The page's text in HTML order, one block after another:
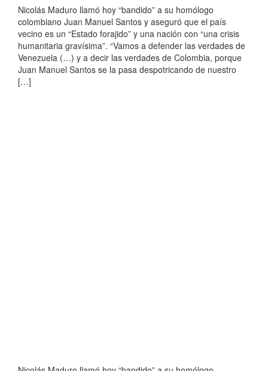
Nicolás Maduro llamó hoy “bandido” a su homólogo
colombiano Juan Manuel Santos y aseguró que el país
vecino es un “Estado forajido” y una nación con “una crisis
humanitaria gravísima”. “Vamos a defender las verdades de
Venezuela (…) y a decir las verdades de Colombia, porque
Juan Manuel Santos se la pasa despotricando de nuestro
[…]